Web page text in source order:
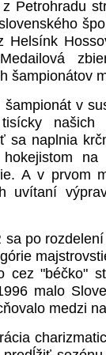
Petrohradu
Helsínk
šampionátov
šampionát v
sa naplnia
hokejistom
A v prvom
uvítaní
sa po
cez "béčko"
malo
medzi